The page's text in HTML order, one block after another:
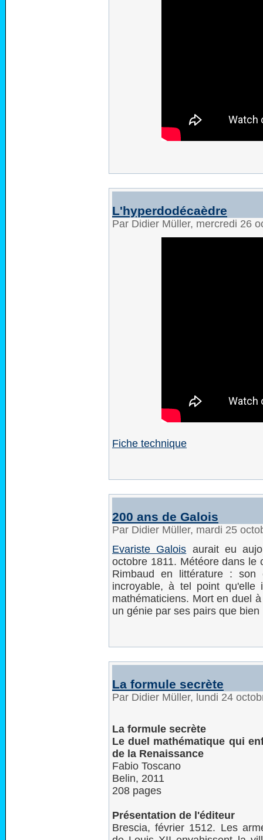
L'hyperdodécaèdre
Par Didier Müller, mercredi 26
Fiche technique
200 ans de Galois
Par Didier Müller, mardi 25
Evariste Galois aurait eu
octobre 1811. Météore dans le
Rimbaud en littérature : son
incroyable, à tel point qu'elle
mathématiciens. Mort en duel
un génie par ses pairs que bien
La formule secrète
Par Didier Müller, lundi 24
La formule secrète
Le duel mathématique qui
de la Renaissance
Fabio Toscano
Belin, 2011
208 pages
Présentation de l'éditeur
Brescia, février 1512. Les